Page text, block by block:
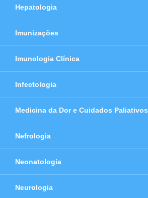
Hepatologia
Imunizações
Imunologia Clínica
Infectologia
Medicina da Dor e Cuidados Paliativos
Nefrologia
Neonatologia
Neurologia